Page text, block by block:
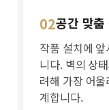
02공간 맞
작품 설치에
니다. 벽의 상
려해 가장 어
계합니다.